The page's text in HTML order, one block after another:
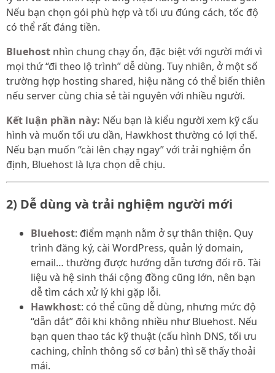
Nếu bạn chọn gói phù hợp và tối ưu đúng cách, tốc độ
có thể rất đáng tiền.
Bluehost nhìn chung chạy ổn, đặc biệt với người mới vì
mọi thứ “đi theo lộ trình” dễ dùng. Tuy nhiên, ở một số
trường hợp hosting shared, hiệu năng có thể biến thiên
nếu server cùng chia sẻ tài nguyên với nhiều người.
Kết luận phần này: Nếu bạn là kiểu người xem kỹ cấu
hình và muốn tối ưu dần, Hawkhost thường có lợi thế.
Nếu bạn muốn “cài lên chạy ngay” với trải nghiệm ổn
định, Bluehost là lựa chọn dễ chịu.
2) Dễ dùng và trải nghiệm người mới
Bluehost: điểm mạnh nằm ở sự thân thiện. Quy
trình đăng ký, cài WordPress, quản lý domain,
email… thường được hướng dẫn tương đối rõ. Tài
liệu và hệ sinh thái cộng đồng cũng lớn, nên bạn
dễ tìm cách xử lý khi gặp lỗi.
Hawkhost: có thể cũng dễ dùng, nhưng mức độ
“dẫn dắt” đôi khi không nhiều như Bluehost. Nếu
bạn quen thao tác kỹ thuật (cấu hình DNS, tối ưu
caching, chỉnh thông số cơ bản) thì sẽ thấy thoải
mái.